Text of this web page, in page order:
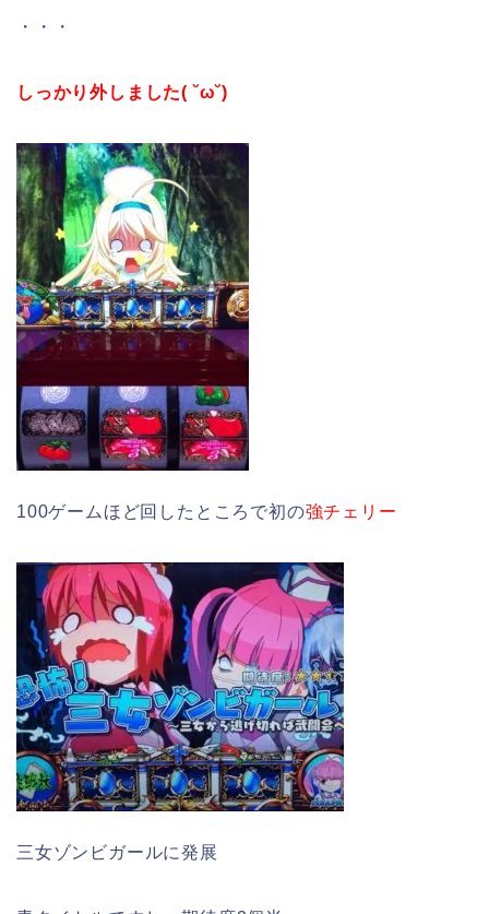
・・・
しっかり外しました( ˘ω˘)
100ゲームほど回したところで初の強チェリー
三女ゾンビガールに発展